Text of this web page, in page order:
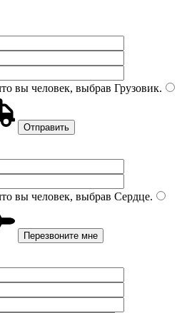
вы человек, выбрав Грузовик.
вы человек, выбрав Сердце.